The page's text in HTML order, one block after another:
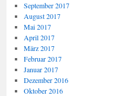
September 2017
August 2017
Mai 2017
April 2017
März 2017
Februar 2017
Januar 2017
Dezember 2016
Oktober 2016